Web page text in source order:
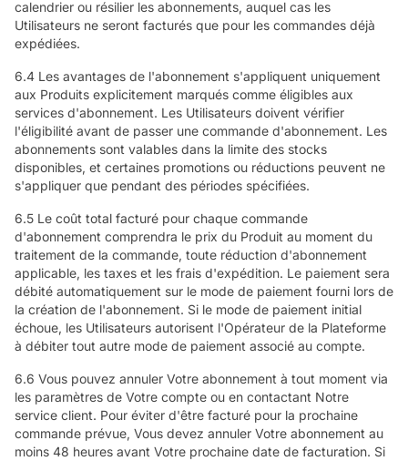
calendrier ou résilier les abonnements, auquel cas les
Utilisateurs ne seront facturés que pour les commandes déjà
expédiées.
6.4 Les avantages de l'abonnement s'appliquent uniquement
aux Produits explicitement marqués comme éligibles aux
services d'abonnement. Les Utilisateurs doivent vérifier
l'éligibilité avant de passer une commande d'abonnement. Les
abonnements sont valables dans la limite des stocks
disponibles, et certaines promotions ou réductions peuvent ne
s'appliquer que pendant des périodes spécifiées.
6.5 Le coût total facturé pour chaque commande
d'abonnement comprendra le prix du Produit au moment du
traitement de la commande, toute réduction d'abonnement
applicable, les taxes et les frais d'expédition. Le paiement sera
débité automatiquement sur le mode de paiement fourni lors de
la création de l'abonnement. Si le mode de paiement initial
échoue, les Utilisateurs autorisent l'Opérateur de la Plateforme
à débiter tout autre mode de paiement associé au compte.
6.6 Vous pouvez annuler Votre abonnement à tout moment via
les paramètres de Votre compte ou en contactant Notre
service client. Pour éviter d'être facturé pour la prochaine
commande prévue, Vous devez annuler Votre abonnement au
moins 48 heures avant Votre prochaine date de facturation. Si